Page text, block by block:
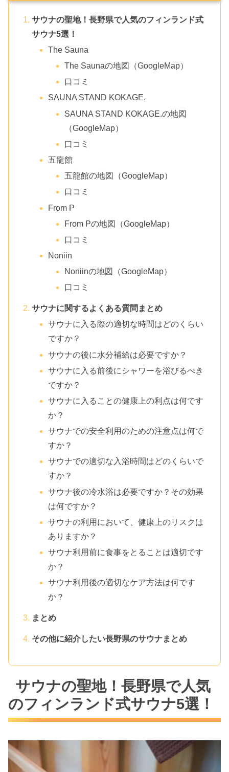
サウナの聖地！長野県で人気のフィンランド式
サウナ5選！
The Sauna
The Saunaの地図（GoogleMap）
口コミ
SAUNA STAND KOKAGE.
SAUNA STAND KOKAGE.の地図
（GoogleMap）
口コミ
五龍館
五龍館の地図（GoogleMap）
口コミ
From P
From Pの地図（GoogleMap）
口コミ
Noniin
Noniinの地図（GoogleMap）
口コミ
サウナに関するよくある質問まとめ
サウナに入る際の適切な時間はどのくらい
ですか？
サウナの後に水分補給は必要ですか？
サウナに入る前後にシャワーを浴びるべき
ですか？
サウナに入ることの健康上の利点は何です
か？
サウナでの安全利用のための注意点は何で
すか？
サウナでの適切な入浴時間はどのくらいで
すか？
サウナ後の冷水浴は必要ですか？その効果
は何ですか？
サウナの利用において、健康上のリスクは
ありますか？
サウナ利用前に食事をとることは適切です
か？
サウナ利用後の適切なケア方法は何です
か？
まとめ
その他に紹介したい長野県のサウナまとめ
サウナの聖地！長野県で人気
のフィンランド式サウナ5選！